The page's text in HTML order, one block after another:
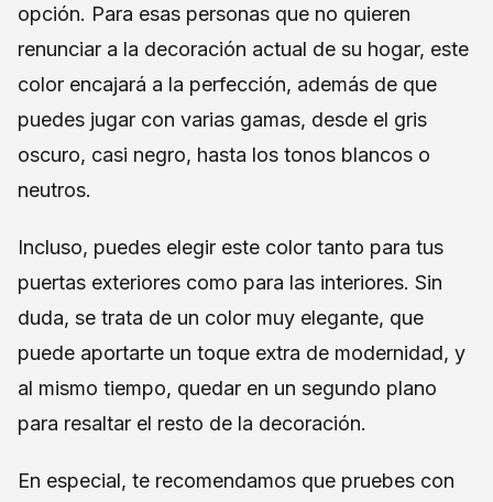
opción. Para esas personas que no quieren
renunciar a la decoración actual de su hogar, este
color encajará a la perfección, además de que
puedes jugar con varias gamas, desde el gris
oscuro, casi negro, hasta los tonos blancos o
neutros.
Incluso, puedes elegir este color tanto para tus
puertas exteriores como para las interiores. Sin
duda, se trata de un color muy elegante, que
puede aportarte un toque extra de modernidad, y
al mismo tiempo, quedar en un segundo plano
para resaltar el resto de la decoración.
En especial, te recomendamos que pruebes con